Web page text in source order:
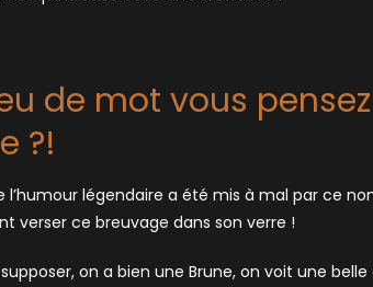
de mot vous
?!
légendaire a été mis à mal par ce
verser ce breuvage dans son verre !
on a bien une Brune, on voit une